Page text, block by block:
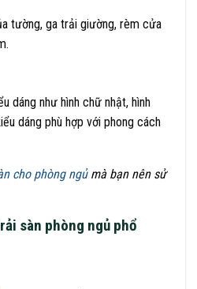
tường, ga trải giường, rèm cửa
dáng như hình chữ nhật, hình
dáng phù hợp với phong cách
cho phòng ngủmà bạn nên sử
sàn phòng ngủ phổ